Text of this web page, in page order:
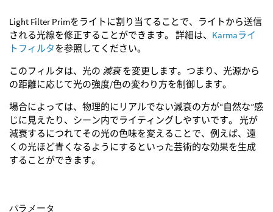
Light Filter Primをライトに割り当てることで、ライトから送信
される光線を修正することができます。 詳細は、 Karmaライ
トフィルタを参照してください。
このフィルタは、光の 減衰を変更します。つまり、光源から
の距離に応じて光の強度/色の変わり方を制御します。
場合によっては、物理的にリアルでない減衰の方が“自然な”感
じに見えたり、シーン内でライティングしやすいです。 光が
減衰するにつれてその光の色味を変えることで、例えば、遠
くの光ほど青くなるようにするといった芸術的な効果を生成
することができます。
パラメータ